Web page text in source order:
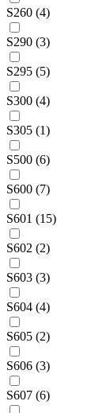
S260 (4)
S290 (3)
S295 (5)
S300 (4)
S305 (1)
S500 (6)
S600 (7)
S601 (15)
S602 (2)
S603 (3)
S604 (4)
S605 (2)
S606 (3)
S607 (6)